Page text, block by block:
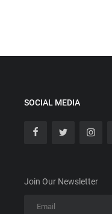
SOCIAL MEDIA
Join Our Newsletter